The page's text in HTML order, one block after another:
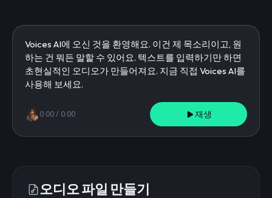
0:00 / 0:00 재생
오디오 파일 만들기